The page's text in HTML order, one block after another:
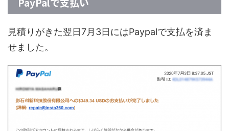
見積りがきた翌日7月3日にはPaypalで支払を済ま
せました。